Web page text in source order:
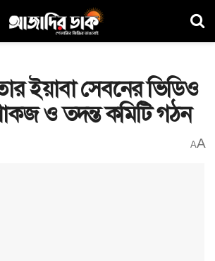
ইয়াবা সেবনের ভিডিও
ও তদন্ত কমিটি গঠন
AA